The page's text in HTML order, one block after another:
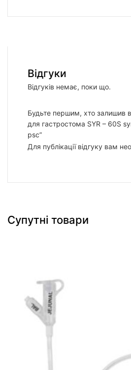
Відгуки
Відгуків немає, поки що.
Будьте першим, хто залишив
для гастроcтома SYR – 60S
psc”
Для публікації відгуку вам
Супутні товари